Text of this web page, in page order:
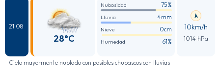
21.08
28°C
Nubosidad 75%
Lluvia 4mm
Nieve 0cm
Humedad 61%
10km/h
1014 hPa
Cielo mayormente nublado con posibles chubascos con lluvias